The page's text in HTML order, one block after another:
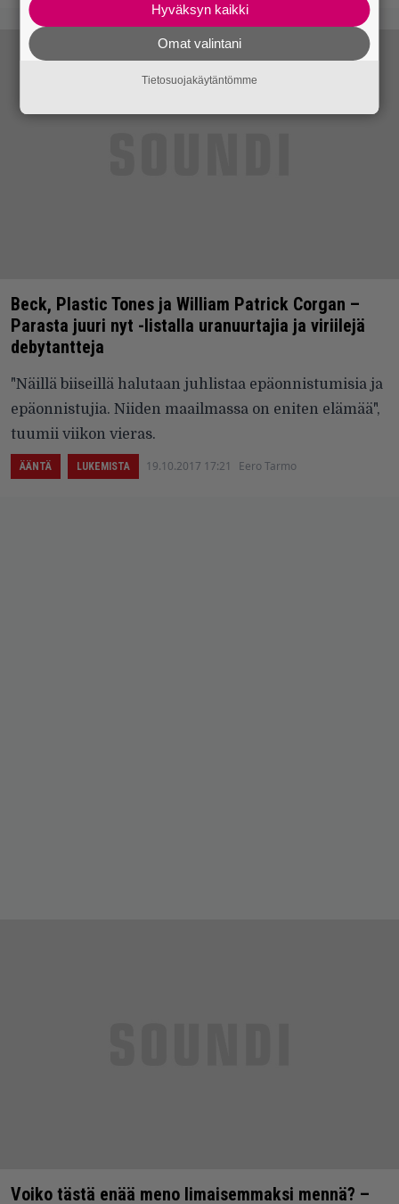
Beck, Plastic Tones ja William Patrick Corgan –
Parasta juuri nyt -listalla uranuurtajia ja viriilejä
debytantteja
"Näillä biiseillä halutaan juhlistaa epäonnistumisia ja
epäonnistujia. Niiden maailmassa on eniten elämää",
tuumii viikon vieras.
ÄÄNTÄ LUKEMISTA 19.10.2017 17:21 Eero Tarmo
Voiko tästä enää meno limaisemmaksi mennä? –
Hyväksyn kaikki
Omat valintani
Tietosuojakäytäntömme